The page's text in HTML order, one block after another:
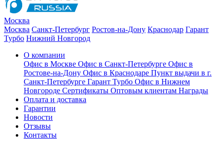
Москва
Москва Санкт-Петербург Ростов-на-Дону Краснодар Гарант
Турбо Нижний Новгород
О компании
Офис в Москве Офис в Санкт-Петербурге Офис в
Ростове-на-Дону Офис в Краснодаре Пункт выдачи в г.
Санкт-Петербурге Гарант Турбо Офис в Нижнем
Новгороде Сертификаты Оптовым клиентам Награды
Оплата и доставка
Гарантии
Новости
Отзывы
Контакты